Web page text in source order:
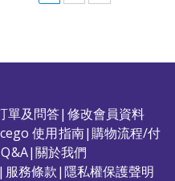
單及問答| 修改會員資料
使用指南|購物流程/付
|關於我們
| 服務條款|隱私權保護聲明